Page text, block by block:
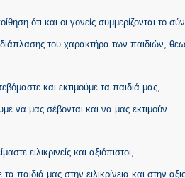
ότι και οι γονείς συμμερίζονται
διάπλασης του χαρακτήρα των παιδιών,
και εκτιμούμε τα παιδιά μας,
να μας σέβονται και να μας εκτιμούν.
ειλικρινείς και αξιόπιστοι,
παιδιά μας στην ειλικρίνεια και στην